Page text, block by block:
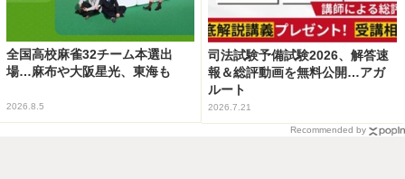
全国高校麻雀32チーム本選出
場…麻布や大阪星光、東海も
2026.8.5
司法試験予備試験2026、解答速
報＆総評動画を無料公開…アガ
ルート
2026.7.21
Recommended by